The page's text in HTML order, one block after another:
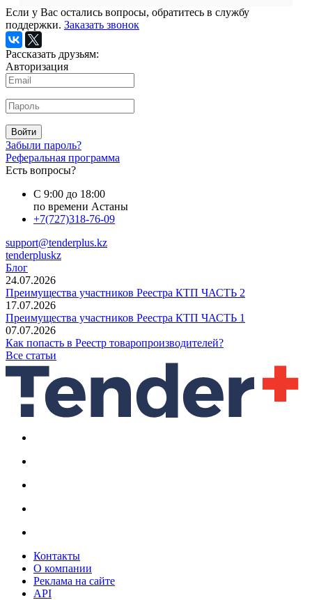
Если у Вас остались вопросы, обратитесь в службу
поддержки. Заказать звонок
Рассказать друзьям:
Авторизация
Войти
Забыли пароль?
Реферальная программа
Есть вопросы?
С 9:00 до 18:00
по времени Астаны
+7(727)318-76-09
support@tenderplus.kz
tenderpluskz
Блог
24.07.2026
Преимущества участников Реестра КТП ЧАСТЬ 2
17.07.2026
Преимущества участников Реестра КТП ЧАСТЬ 1
07.07.2026
Как попасть в Реестр товаропроизводителей?
Все статьи
Контакты
О компании
Реклама на сайте
API